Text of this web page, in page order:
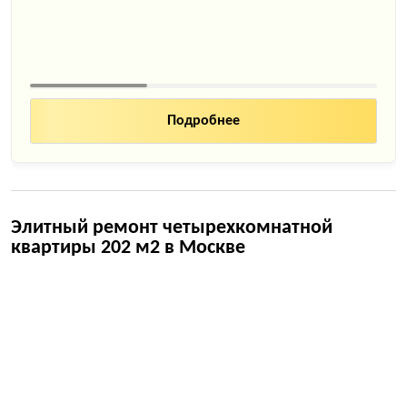
Подробнее
Элитный ремонт четырехкомнатной
квартиры 202 м2 в Москве